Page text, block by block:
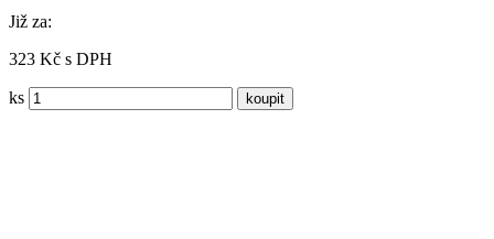
Již za:
323 Kč s DPH
ks